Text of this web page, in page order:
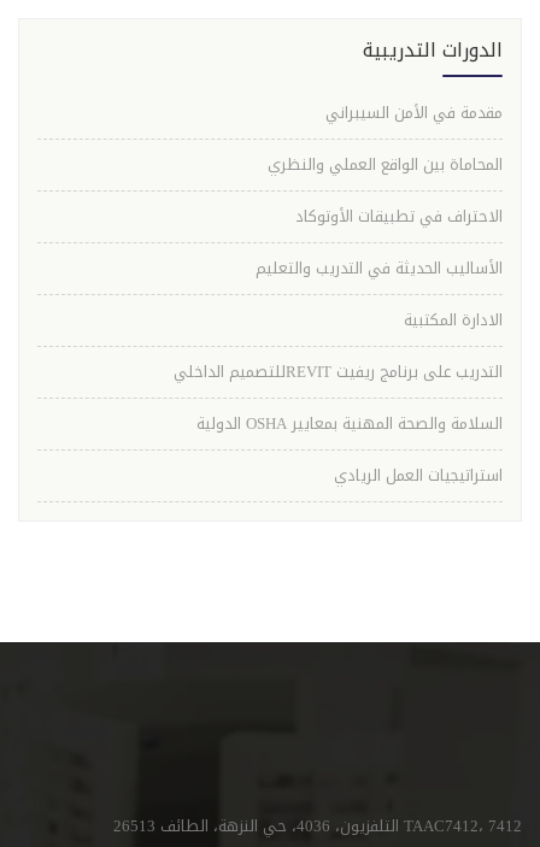
الدورات التدريبية
مقدمة في الأمن السيبراني
المحاماة بين الواقع العملي والنظري
الاحتراف في تطبيقات الأوتوكاد
الأساليب الحديثة في التدريب والتعليم
الادارة المكتبية
التدريب على برنامج ريفيت REVITللتصميم الداخلي
السلامة والصحة المهنية بمعايير OSHA الدولية
استراتيجيات العمل الريادي
TAAC7412، 7412 التلفزيون، 4036، حي النزهة، الطائف 26513